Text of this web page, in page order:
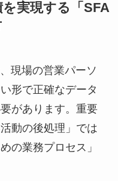
実現する「SFA
現場の営業パーソ
形で正確なデータ
があります。重要
動の後処理」では
の業務プロセス」